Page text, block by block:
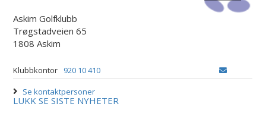
Askim Golfklubb
Trøgstadveien 65
1808 Askim
Klubbkontor
920 10 410
Se kontaktpersoner
LUKK SE SISTE NYHETER